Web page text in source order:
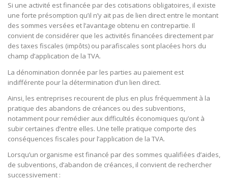
Si une activité est financée par des cotisations obligatoires, il existe
une forte présomption qu’il n’y ait pas de lien direct entre le montant
des sommes versées et l’avantage obtenu en contrepartie. Il
convient de considérer que les activités financées directement par
des taxes fiscales (impôts) ou parafiscales sont placées hors du
champ d’application de la TVA.
La dénomination donnée par les parties au paiement est
indifférente pour la détermination d’un lien direct.
Ainsi, les entreprises recourent de plus en plus fréquemment à la
pratique des abandons de créances ou des subventions,
notamment pour remédier aux difficultés économiques qu’ont à
subir certaines d’entre elles. Une telle pratique comporte des
conséquences fiscales pour l’application de la TVA.
Lorsqu’un organisme est financé par des sommes qualifiées d’aides,
de subventions, d’abandon de créances, il convient de rechercher
successivement :